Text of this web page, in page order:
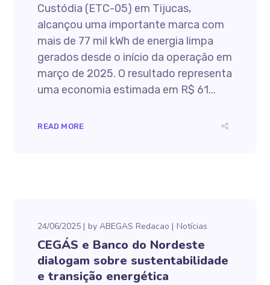
Custódia (ETC-05) em Tijucas,
alcançou uma importante marca com
mais de 77 mil kWh de energia limpa
gerados desde o início da operação em
março de 2025. O resultado representa
uma economia estimada em R$ 61...
READ MORE
24/06/2025 byABEGAS Redacao Notícias
CEGÁS e Banco do Nordeste
dialogam sobre sustentabilidade
e transição energética